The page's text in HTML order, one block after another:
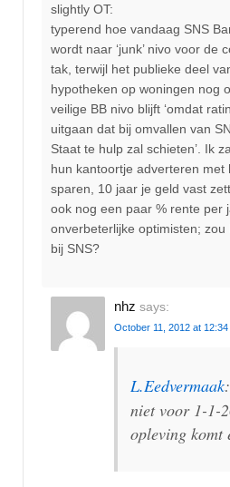
slightly OT:
typerend hoe vandaag SNS
wordt naar ‘junk’ nivo voor de
tak, terwijl het publieke deel
hypotheken op woningen nog
veilige BB nivo blijft ‘omdat
uitgaan dat bij omvallen van
Staat te hulp zal schieten’. Ik
hun kantoortje adverteren met
sparen, 10 jaar je geld vast
ook nog een paar % rente per
onverbeterlijke optimisten; zou
bij SNS?
nhz says:
October 11, 2012 at 12:34
L.Eedvermaak
niet voor 1-1-
opleving komt